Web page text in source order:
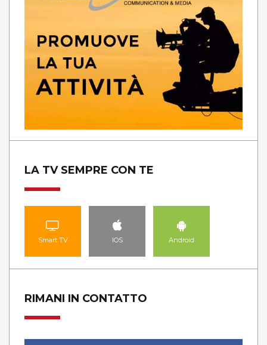
LA TV SEMPRE CON TE
Smart TV IOS Android
RIMANI IN CONTATTO